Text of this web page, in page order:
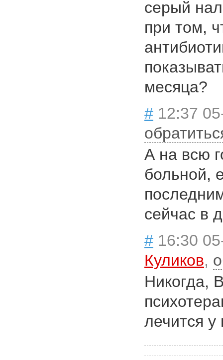
серый
при том,
месяца?
# 12:37
А на всю
больной,
сейчас в
# 16:30
Куликов,
Никогда,
лечится у